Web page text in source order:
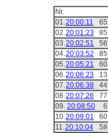
Nr.
01.20:00:11 65
02.20:01:23 85
03.20:02:51 56
04.20:03:52 85
05.20:05:21 60
06.20:06:23 13
07.20:06:38 44
08.20:07:26 77
09. 20:08:50 6
10.20:09:01 60
11.20:10:04 58